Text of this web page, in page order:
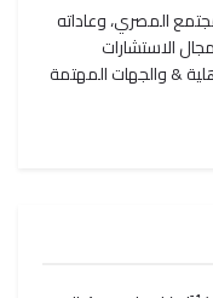
المصري، وعاداته
الاستشارات
& والجهات المهتمة